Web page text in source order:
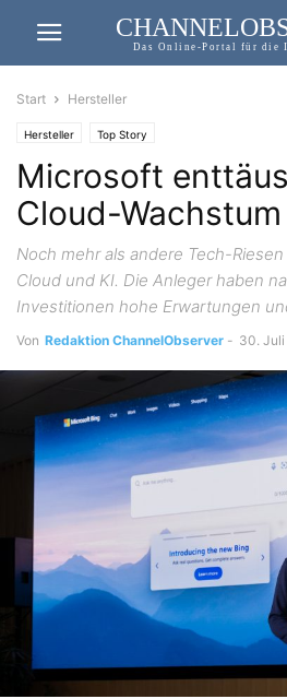
Das Online-Portal für die
Start Hersteller
Hersteller Top Story
Microsoft
Cloud-Wachstum
Noch mehr als andere Tech-
Cloud und KI. Die Anleger haben
Investitionen hohe Erwartungen
Von Redaktion ChannelObserver - 30.